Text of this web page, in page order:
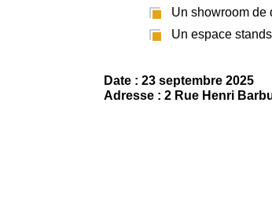
Un showroom de
Un espace
Date : 23 septembre 2025
Adresse : 2 Rue Henri